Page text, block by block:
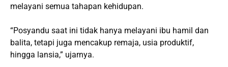
melayani semua tahapan kehidupan.
“Posyandu saat ini tidak hanya melayani ibu hamil dan
balita, tetapi juga mencakup remaja, usia produktif,
hingga lansia,” ujarnya.